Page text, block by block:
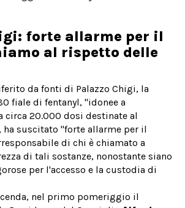
forte allarme per il
al rispetto delle
da fonti di Palazzo Chigi, la
fiale di fentanyl, "idonee a
circa 20.000 dosi destinate al
suscitato "forte allarme per il
di chi è chiamato a
di tali sostanze, nonostante siano
per l'accesso e la custodia di
nel primo pomeriggio il